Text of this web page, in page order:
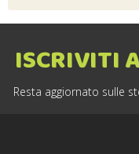
ISCRIVITI
Resta aggiornato sulle